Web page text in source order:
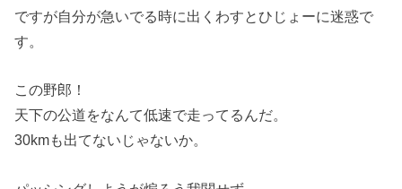
ですが自分が急いでる時に出くわすとひじょーに迷惑で
す。
この野郎！
天下の公道をなんて低速で走ってるんだ。
30kmも出てないじゃないか。